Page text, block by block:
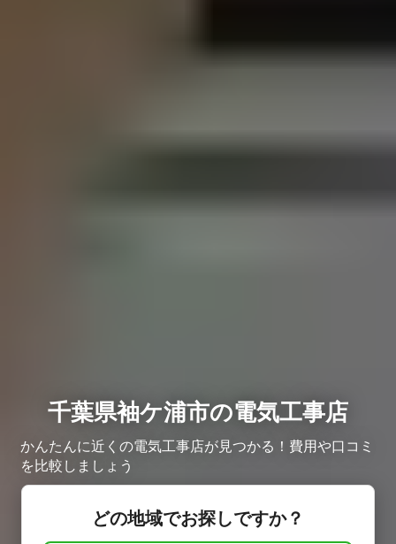
千葉県袖ケ浦市の電気工事店
かんたんに近くの電気工事店が見つかる！費用や口コミ
を比較しましょう
どの地域でお探しですか？